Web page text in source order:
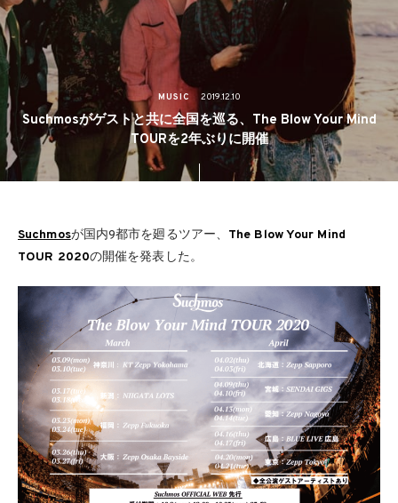
MUSIC 2019.12.10
Suchmosがゲストと共に全国を巡る、The Blow Your Mind
TOURを2年ぶりに開催
Suchmosが国内9都市を廻るツアー、 The Blow Your Mind
TOUR 2020の開催を発表した。